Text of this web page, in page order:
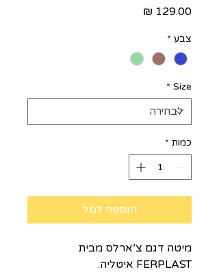
צבע *
Size
*
כמות *
הוספה לסל
מיטה דגם צ’ארלס מבית
FERPLAST איטליה.